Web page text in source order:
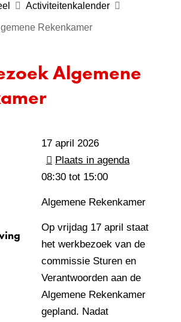
Activiteitenkalender
Rekenkamer
Algemene
17 april 2026
Plaats in agenda
08:30 tot 15:00
Algemene Rekenkamer
Op vrijdag 17 april staat
het werkbezoek van de
commissie Sturen en
Verantwoorden aan de
Algemene Rekenkamer
gepland. Nadat